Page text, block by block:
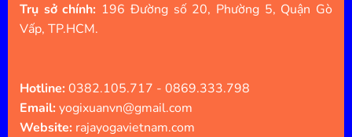
Trụ sở chính: 196 Đường số 20, Phường 5, Quận Gò
Vấp, TP.HCM.
Hotline:0382.105.717 - 0869.333.798
Email:yogixuanvn@gmail.com
Website: rajayogavietnam.com